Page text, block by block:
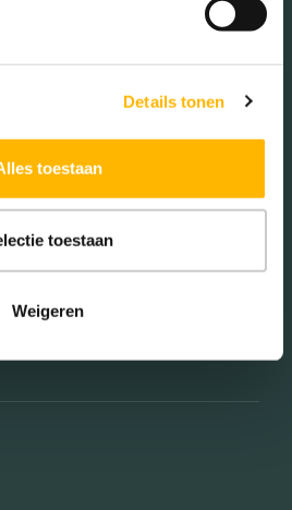
Details tonen
toestaan
toestaan
Weigeren
1780